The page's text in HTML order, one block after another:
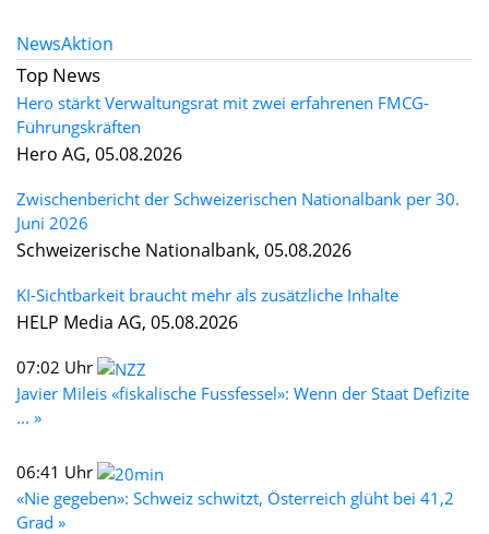
NewsAktion
Top News
Hero stärkt Verwaltungsrat mit zwei erfahrenen FMCG-
Führungskräften
Hero AG, 05.08.2026
Zwischenbericht der Schweizerischen Nationalbank per 30.
Juni 2026
Schweizerische Nationalbank, 05.08.2026
KI-Sichtbarkeit braucht mehr als zusätzliche Inhalte
HELP Media AG, 05.08.2026
07:02 Uhr
Javier Mileis «fiskalische Fussfessel»: Wenn der Staat Defizite
... »
06:41 Uhr
«Nie gegeben»: Schweiz schwitzt, Österreich glüht bei 41,2
Grad »